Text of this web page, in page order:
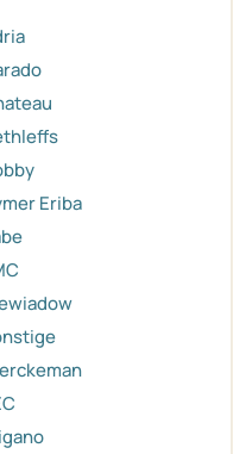
Eriba